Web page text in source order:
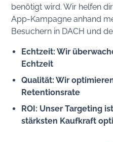
benötigt wird. Wir helfen
App-Kampagne anhand
Besuchern in DACH und
Echtzeit: Wir
Echtzeit
Qualität: Wir
Retentionsrate
ROI: Unser Targeting
stärksten Kaufkraft